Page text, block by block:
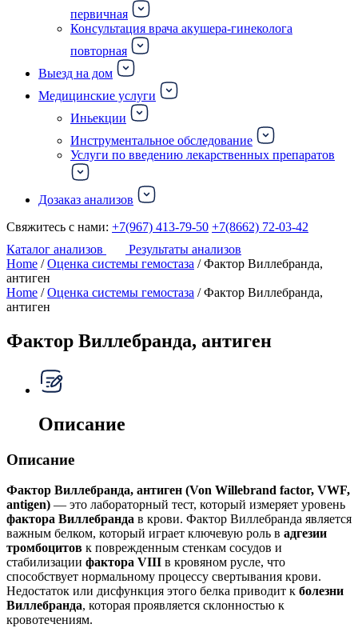
первичная
Консультация врача акушера-гинеколога
повторная
Выезд на дом
Медицинские услуги
Иньекции
Инструментальное обследование
Услуги по введению лекарственных препаратов
Дозаказ анализов
Свяжитесь с нами: +7(967) 413-79-50 +7(8662) 72-03-42
Каталог анализов
Результаты анализов
Home /Оценка системы гемостаза / Фактор Виллебранда,
антиген
Home /Оценка системы гемостаза / Фактор Виллебранда,
антиген
Фактор Виллебранда, антиген
Описание
Описание
Фактор Виллебранда, антиген (Von Willebrand factor, VWF,
antigen) — это лабораторный тест, который измеряет уровень
фактора Виллебранда в крови. Фактор Виллебранда является
важным белком, который играет ключевую роль в адгезии
тромбоцитов к поврежденным стенкам сосудов и
стабилизации фактора VIII в кровяном русле, что
способствует нормальному процессу свертывания крови.
Недостаток или дисфункция этого белка приводит к болезни
Виллебранда, которая проявляется склонностью к
кровотечениям.